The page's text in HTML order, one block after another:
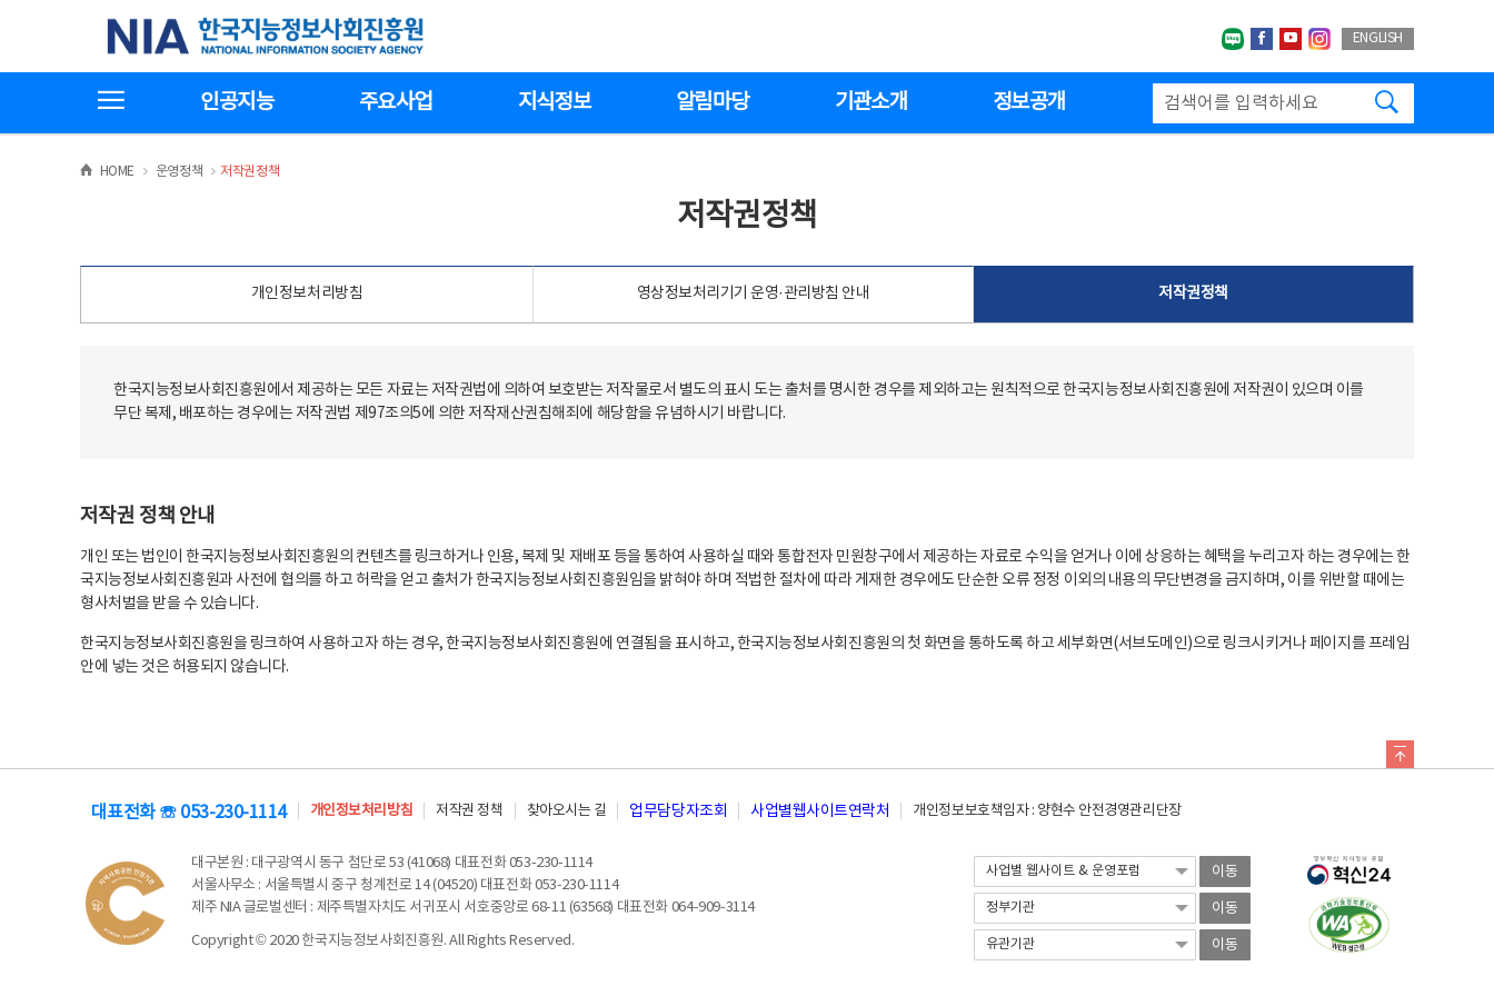
기
한국지능정보사회진흥원
네이버블로그
페이스북
유투브인스타그랩
ENGLISH
인공지능 주요사업 지식정보 알림마당 기관소개 정보공개
HOME >운영정책 >
저작권정책
저작권정책
개인정보처리방침 영상정보처리기기 운영·관리방침 안내 저작권정책
한국지능정보사회진흥원에서 제공하는 모든 자료는 저작권법에 의하여 보호받는 저작물로서 별도의 표시 도는 출처를 명시한 경우를 제외하고는 원칙적으로 한국지능정보사회진흥원에 저작권이 있으며 이를
무단 복제, 배포하는 경우에는 저작권법 제97조의5에 의한 저작재산권침해죄에 해당함을 유념하시기 바랍니다.
저작권 정책 안내
개인 또는 법인이 한국지능정보사회진흥원의 컨텐츠를 링크하거나 인용, 복제 및 재배포 등을 통하여 사용하실 때와 통합전자 민원창구에서 제공하는 자료로 수익을 얻거나 이에 상응하는 혜택을 누리고자 하는 경우에는 한
국지능정보사회진흥원과 사전에 협의를 하고 허락을 얻고 출처가 한국지능정보사회진흥원임을 밝혀야 하며 적법한 절차에 따라 게재한 경우에도 단순한 오류 정정 이외의 내용의 무단변경을 금지하며, 이를 위반할 때에는
형사처벌을 받을 수 있습니다.
한국지능정보사회진흥원을 링크하여 사용하고자 하는 경우, 한국지능정보사회진흥원에 연결됨을 표시하고, 한국지능정보사회진흥원의 첫 화면을 통하도록 하고 세부화면(서브도메인)으로 링크시키거나 페이지를 프레임
안에 넣는 것은 허용되지 않습니다.
대표전화 ☏ 053-230-1114 개인정보처리방침 저작권 정책 찾아오시는 길 업무담당자조회 사업별웹사이트연락처 개인정보보호책임자 : 양현수 안전경영관리단장
대구본원 : 대구광역시 동구 첨단로 53 (41068) 대표전화 053-230-1114
서울사무소 : 서울특별시 중구 청계천로 14 (04520) 대표전화 053-230-1114
제주 NIA 글로벌센터 : 제주특별자치도 서귀포시 서호중앙로 68-11 (63568) 대표전화 064-909-3114
Copyright © 2020 한국지능정보사회진흥원. All Rights Reserved.
이동
이동
이동